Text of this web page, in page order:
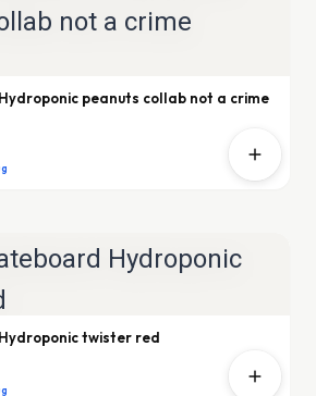
peanuts collab not a crime
twister red